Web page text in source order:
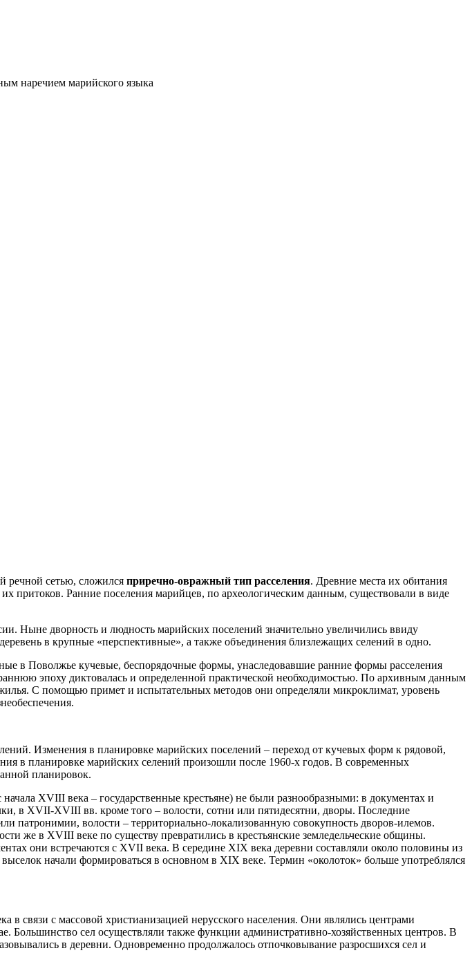
наречием марийского языка
речной сетью, сложился приречно-овражный тип расселения. Древние места их обитания
притоков. Ранние поселения марийцев, по археологическим данным, существовали в виде
Ныне дворность и людность марийских поселений значительно увеличились ввиду
в крупные «перспективные», а также объединения близлежащих селений в одно.
в Поволжье кучевые, беспорядочные формы, унаследовавшие ранние формы расселения
эпоху диктовалась и определенной практической необходимостью. По архивным данным
С помощью примет и испытательных методов они определяли микроклимат, уровень
Изменения в планировке марийских поселений – переход от кучевых форм к рядовой,
в планировке марийских селений произошли после 1960-х годов. В современных
планировок.
XVIII века – государственные крестьяне) не были разнообразными: в документах и
в XVII-XVIII вв. кроме того – волости, сотни или пятидесятни, дворы. Последние
патронимии, волости – территориально-локализованную совокупность дворов-илемов.
же в XVIII веке по существу превратились в крестьянские земледельческие общины.
они встречаются с XVII века. В середине XIX века деревни составляли около половины из
начали формироваться в основном в XIX веке. Термин «околоток» больше употреблялся
связи с массовой христианизацией нерусского населения. Они являлись центрами
Большинство сел осуществляли также функции административно-хозяйственных центров. В
в деревни. Одновременно продолжалось отпочковывание разросшихся сел и